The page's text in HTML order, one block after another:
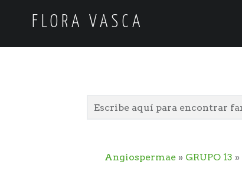
FLORA VASCA
Angiospermae » GRUPO 13 »